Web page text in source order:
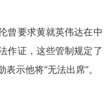
曾要求黄就英伟达在中
作证，这些管制规定了
示他将“无法出席”。